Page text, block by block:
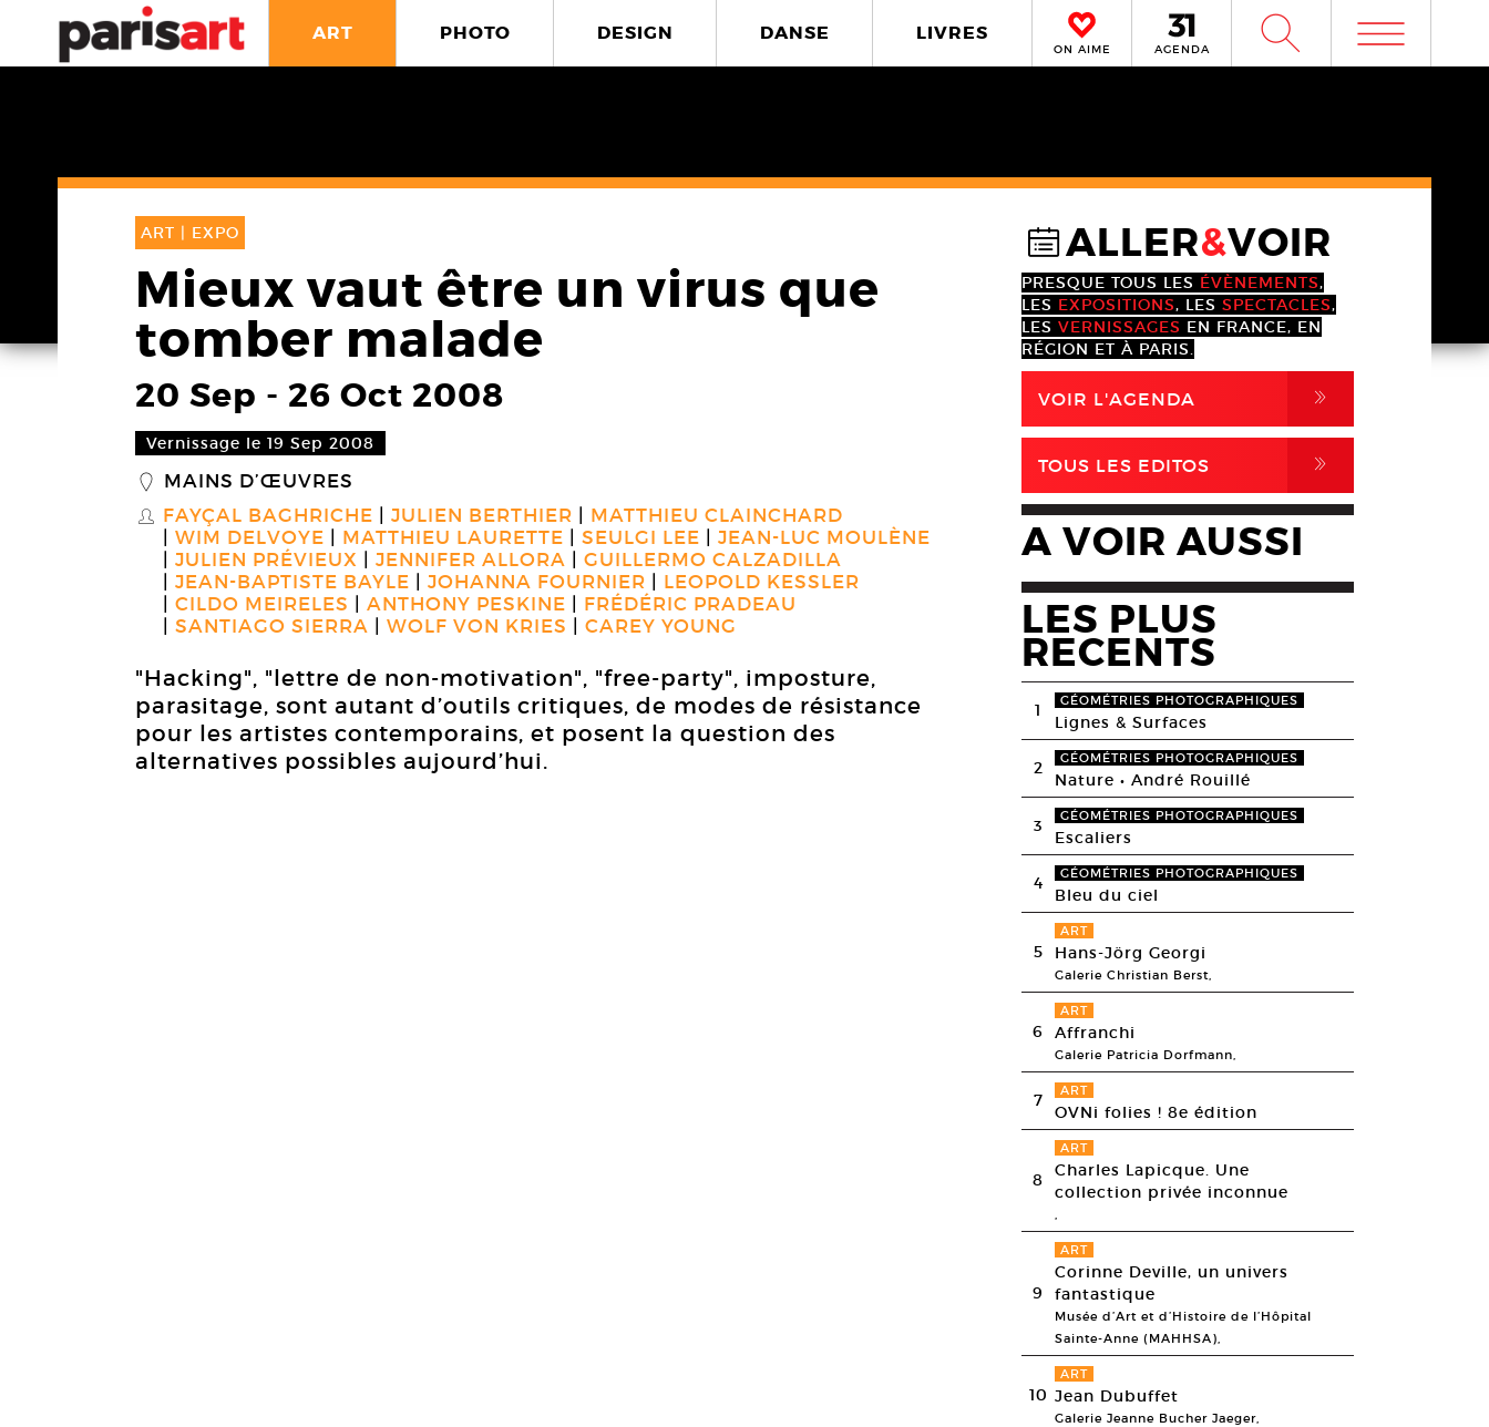
ART PHOTO DESIGN DANSE LIVRES
ON AIME AGENDA W m
ART | EXPO
Mieux vaut être un virus que
tomber malade
20 Sep - 26 Oct 2008
Vernissage le 19 Sep 2008
_ MAINS D’ŒUVRES
S FAYÇAL BAGHRICHE JULIEN BERTHIER
MATTHIEU CLAINCHARD
WIM DELVOYE
MATTHIEU LAURETTE SEULGI LEE
JEAN-LUC MOULÈNE
JULIEN PRÉVIEUX
JENNIFER ALLORA
GUILLERMO CALZADILLA
JEAN-BAPTISTE BAYLE
JOHANNA FOURNIER
LEOPOLD KESSLER
CILDO MEIRELES
ANTHONY PESKINE
FRÉDÉRIC PRADEAU
SANTIAGO SIERRA
WOLF VON KRIES CAREY YOUNG
"Hacking", "lettre de non-motivation", "free-party", imposture,
parasitage, sont autant d’outils critiques, de modes de résistance
pour les artistes contemporains, et posent la question des
alternatives possibles aujourd’hui.
@ALLER&VOIR
PRESQUE TOUS LES ÉVÈNEMENTS,
LES EXPOSITIONS, LES SPECTACLES,
LES VERNISSAGES EN FRANCE, EN
RÉGION ET À PARIS.
VOIR L'AGENDA ,
TOUS LES EDITOS ,
A VOIR AUSSI
LES PLUS
RECENTS
1 GÉOMÉTRIES PHOTOGRAPHIQUES
Lignes & Surfaces
2 GÉOMÉTRIES PHOTOGRAPHIQUES
Nature • André Rouillé
3 GÉOMÉTRIES PHOTOGRAPHIQUES
Escaliers
4 GÉOMÉTRIES PHOTOGRAPHIQUES
Bleu du ciel
5
ART
Hans-Jörg Georgi
Galerie Christian Berst,
6
ART
Affranchi
Galerie Patricia Dorfmann,
7 ART
OVNi folies ! 8e édition
8
ART
Charles Lapicque. Une
collection privée inconnue
,
9
ART
Corinne Deville, un univers
fantastique
Musée d’Art et d’Histoire de l’Hôpital
Sainte-Anne (MAHHSA),
10
ART
Jean Dubuffet
Galerie Jeanne Bucher Jaeger,